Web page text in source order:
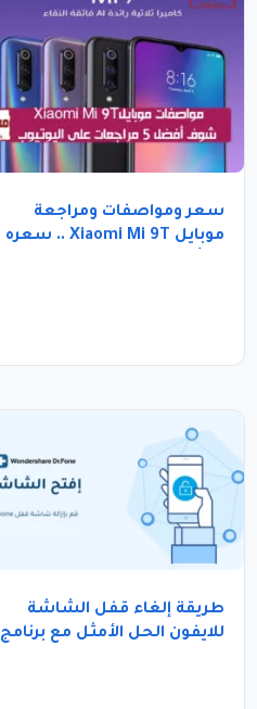
سعر ومواصفات ومراجعة
موبايل Xiaomi Mi 9T .. سعره
طريقة إلغاء قفل الشاشة
للايفون الحل الأمثل مع برنامج